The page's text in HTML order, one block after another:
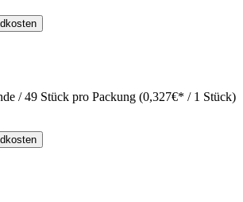
/ 49 Stück pro Packung (0,327€* / 1 Stück)